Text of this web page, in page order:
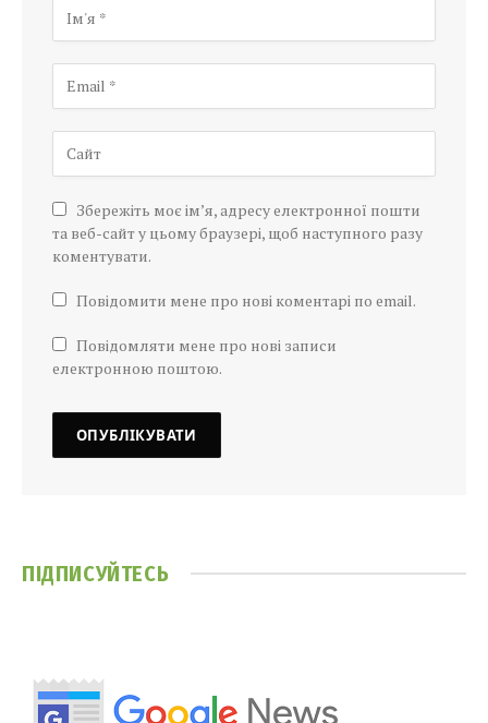
Збережіть моє ім’я, адресу електронної пошти
та веб-сайт у цьому браузері, щоб наступного разу
коментувати.
Повідомити мене про нові коментарі по email.
Повідомляти мене про нові записи
електронною поштою.
ПІДПИСУЙТЕСЬ